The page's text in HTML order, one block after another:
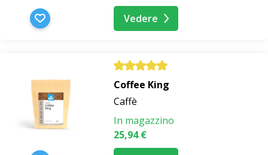
Vedere
Coffee King
Caffè
In magazzino
25,94 €